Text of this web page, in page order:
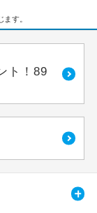
す。
ト！89